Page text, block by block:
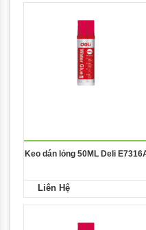
Keo dán lỏng 50ML Deli
Liên Hệ